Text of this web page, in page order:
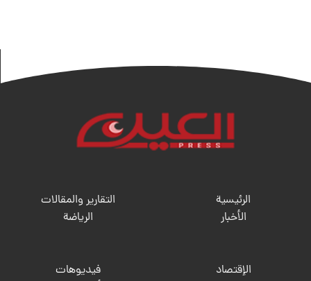
الرئيسية
الأخبار
التقارير والمقالات
الریاضة
الإقتصاد
فيديوهات